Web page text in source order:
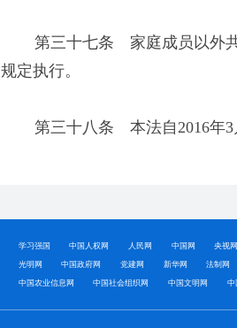
第三十七条 家庭成员以外共
规定执行。
第三十八条 本法自2016年3
学习强国 中国人权网 人民网 中国网 央视
光明网 中国政府网 党建网 新华网 法制网
中国农业信息网 中国社会组织网 中国文明网 中